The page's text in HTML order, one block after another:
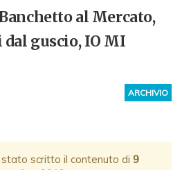
al Mercato,
guscio, IO MI
ARCHIVIO
scritto il contenuto di 9